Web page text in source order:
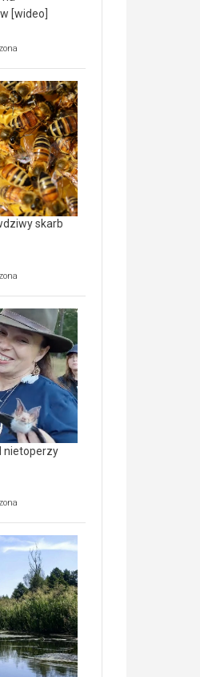
[wideo]
skarb
nietoperzy